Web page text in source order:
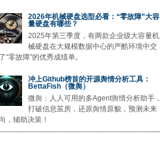
2026年机械硬盘选型必看：“零故障”大容
量硬盘有哪些？
2025年第三季度，有两款企业级大容量机
械硬盘在大规模数据中心的严酷环境中交
“零故障”的优秀成绩单。
冲上Github榜首的开源舆情分析工具：
BettaFish（微舆）
微舆：人人可用的多Agent舆情分析助手，
打破信息茧房，还原舆情原貌，预测未来
，辅助决策！